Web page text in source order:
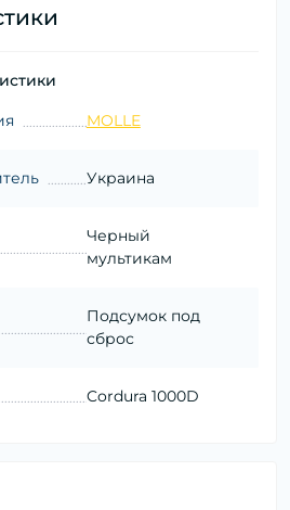
MOLLE
Украина
Черный
мультикам
Подсумок под
сброс
Cordura 1000D